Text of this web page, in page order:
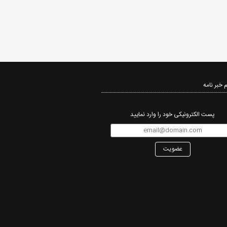
خبر نامه‌
پست الکترونیکی خود را وارد نمایید
عضویت